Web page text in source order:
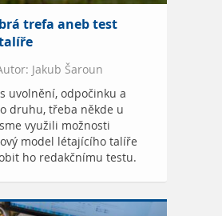
trefa aneb test
Jakub Šaroun
uvolnění, odpočinku a
druhu, třeba někde u
využili možnosti
model létajícího talíře
ho redakčnímu testu.